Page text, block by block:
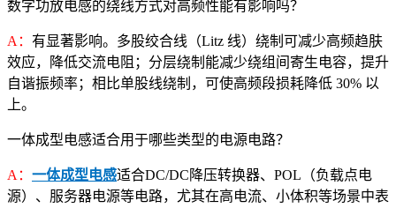
数字功放电感的绕线方式对高频性能有影响吗？
A： 有显著影响。多股绞合线（Litz 线）绕制可减少高频趋肤
效应，降低交流电阻；分层绕制能减少绕组间寄生电容，提升
自谐振频率；相比单股线绕制，可使高频段损耗降低 30% 以
上。
一体成型电感适合用于哪些类型的电源电路？
A： 一体成型电感适合DC/DC降压转换器、POL（负载点电
源）、服务器电源等电路，尤其在高电流、小体积等场景中表